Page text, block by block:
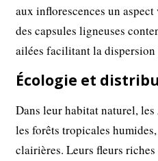
aux inflorescences un
des capsules ligneuses
ailées facilitant la dispersion
Écologie et
Dans leur habitat naturel, les
les forêts tropicales
clairières. Leurs fleurs